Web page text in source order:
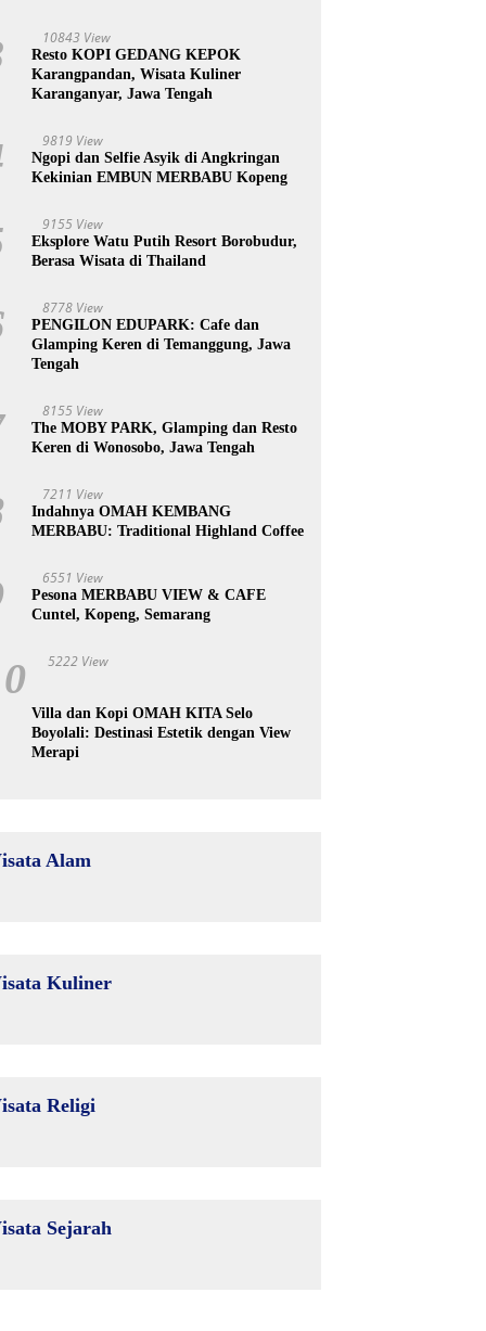
10843 View
Resto KOPI GEDANG KEPOK
Karangpandan, Wisata Kuliner
Karanganyar, Jawa Tengah
9819 View
Ngopi dan Selfie Asyik di Angkringan
Kekinian EMBUN MERBABU Kopeng
9155 View
Eksplore Watu Putih Resort Borobudur,
Berasa Wisata di Thailand
8778 View
PENGILON EDUPARK: Cafe dan
Glamping Keren di Temanggung, Jawa
Tengah
8155 View
The MOBY PARK, Glamping dan Resto
Keren di Wonosobo, Jawa Tengah
7211 View
Indahnya OMAH KEMBANG
MERBABU: Traditional Highland Coffee
6551 View
Pesona MERBABU VIEW & CAFE
Cuntel, Kopeng, Semarang
5222 View
Villa dan Kopi OMAH KITA Selo
Boyolali: Destinasi Estetik dengan View
Merapi
Alam
Kuliner
Religi
Sejarah